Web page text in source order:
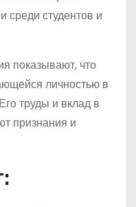
студентов и
показывают, что
личностью в
труды и вклад в
признания и